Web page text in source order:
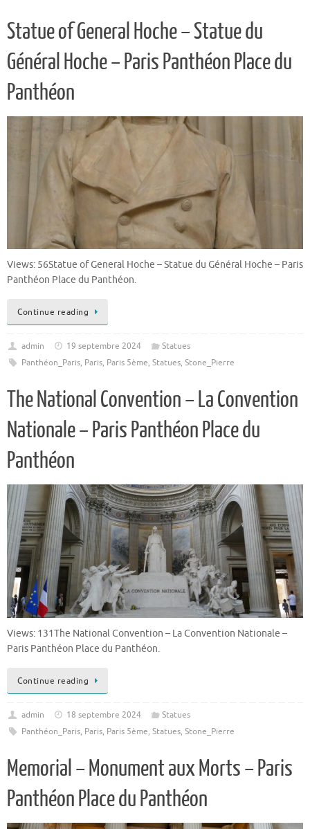
Statue of General Hoche – Statue du
Général Hoche – Paris Panthéon Place du
Panthéon
Views: 56Statue of General Hoche – Statue du Général Hoche – Paris
Panthéon Place du Panthéon.
Continue reading
admin 19 septembre 2024
Statues
Panthéon_Paris, Paris, Paris 5ème, Statues, Stone_Pierre
The National Convention – La Convention
Nationale – Paris Panthéon Place du
Panthéon
Views: 131The National Convention – La Convention Nationale –
Paris Panthéon Place du Panthéon.
Continue reading
admin 18 septembre 2024
Statues
Panthéon_Paris, Paris, Paris 5ème, Statues, Stone_Pierre
Memorial – Monument aux Morts – Paris
Panthéon Place du Panthéon